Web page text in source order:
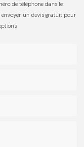
de téléphone dans le
un devis gratuit pour